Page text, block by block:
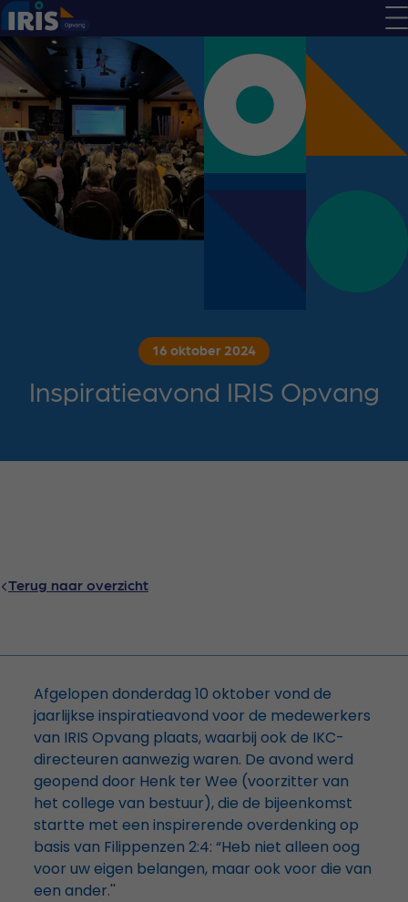
16 oktober 2024
Inspiratieavond IRIS Opvang
Terug naar overzicht
Afgelopen donderdag 10 oktober vond de
jaarlijkse inspiratieavond voor de medewerkers
van IRIS Opvang plaats, waarbij ook de IKC-
directeuren aanwezig waren. De avond werd
geopend door Henk ter Wee (voorzitter van
het college van bestuur), die de bijeenkomst
startte met een inspirerende overdenking op
basis van Filippenzen 2:4: “Heb niet alleen oog
voor uw eigen belangen, maar ook voor die van
een ander.''